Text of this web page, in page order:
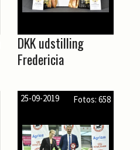
DKK udstilling
Fredericia
25-09-2019 Fotos: 658